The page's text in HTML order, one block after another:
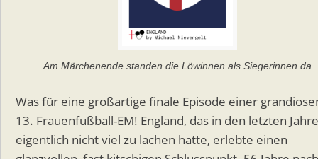
Am Märchenende standen die Löwinnen als Siegerinnen da
Was für eine großartige finale Episode einer
13. Frauenfußball-EM! England, das in den letzten
eigentlich nicht viel zu lachen hatte, erlebte einen